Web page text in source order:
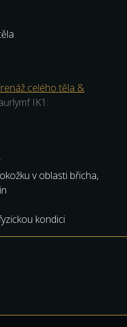
celého těla &
IK1:
v oblasti břicha,
kondici